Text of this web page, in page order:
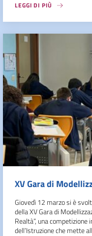
LEGGI DI PIÙ
XV Gara di
Giovedì 12 marzo si è
della XV Gara di
Realtà”, una
dell’Istruzione che mette